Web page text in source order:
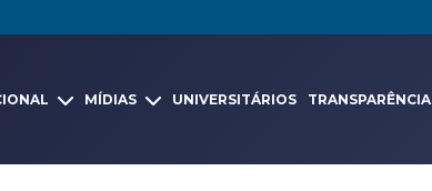
MÍDIAS UNIVERSITÁRIOS TRANSPARÊNCIA